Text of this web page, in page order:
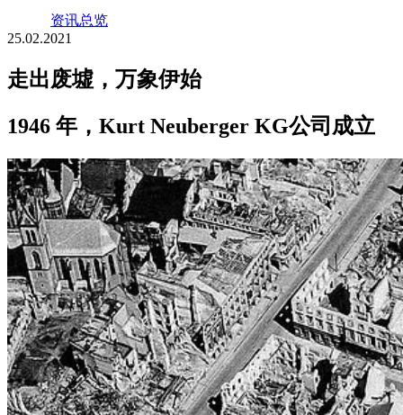
资讯总览
25.02.2021
走出废墟，万象伊始
1946 年，Kurt Neuberger KG公司成立